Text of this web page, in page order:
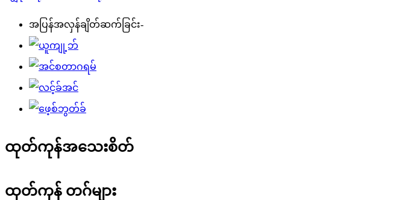
အပြန်အလှန်ချိတ်ဆက်ခြင်း-
ထုတ်ကုန်အသေးစိတ်
ထုတ်ကုန် တဂ်များ